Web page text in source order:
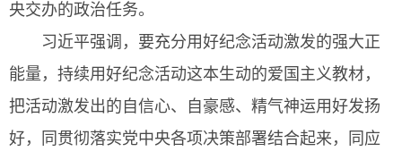
央交办的政治任务。
习近平强调，要充分用好纪念活动激发的强大正
能量，持续用好纪念活动这本生动的爱国主义教材，
把活动激发出的自信心、自豪感、精气神运用好发扬
好，同贯彻落实党中央各项决策部署结合起来，同应